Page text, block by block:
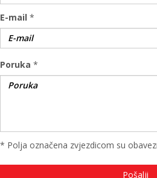
E-mail *
Poruka *
* Polja označena zvjezdicom su